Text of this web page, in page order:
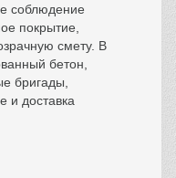
соблюдение
покрытие,
смету. В
бетон,
бригады,
и доставка